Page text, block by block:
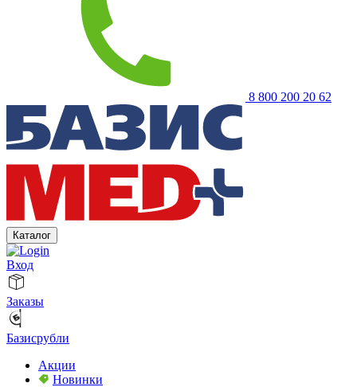
8 800 200 20 62
Каталог
Вход
Заказы
Базисрубли
Акции
Новинки